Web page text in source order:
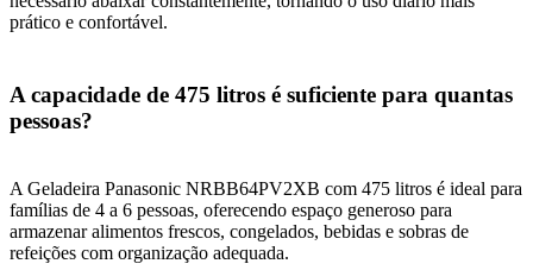
prático e confortável.
A capacidade de 475 litros é suficiente para quantas
pessoas?
A Geladeira Panasonic NRBB64PV2XB com 475 litros é ideal para
famílias de 4 a 6 pessoas, oferecendo espaço generoso para
armazenar alimentos frescos, congelados, bebidas e sobras de
refeições com organização adequada.